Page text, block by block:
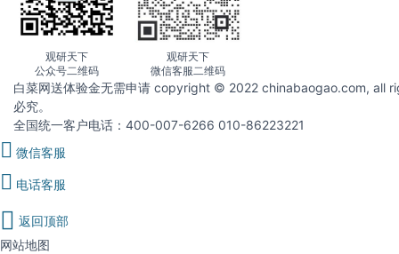
观研天下
公众号二维码
观研天下
微信客服二维码
白菜网送体验金无需申请 copyright © 2022 chinabaogao.com, all
必究。
全国统一客户电话：400-007-6266 010-86223221
微信客服
电话客服
返回顶部
网站地图